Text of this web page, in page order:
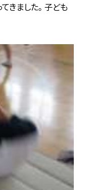
きました。 子ども